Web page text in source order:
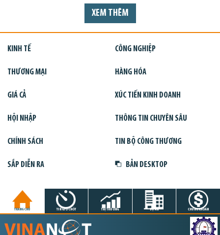
XEM THÊM
KINH TẾ CÔNG NGHIỆP
THƯƠNG MẠI HÀNG HÓA
GIÁ CẢ XÚC TIẾN KINH DOANH
HỘI NHẬP THÔNG TIN CHUYÊN SÂU
CHÍNH SÁCH TIN BỘ CÔNG THƯƠNG
SẮP DIỄN RA BẢN DESKTOP
TRANG CHỦ TIN GIỜ CHÓT THỊ TRƯỜNG DỰ ÁN CHỨNG KHOÁN